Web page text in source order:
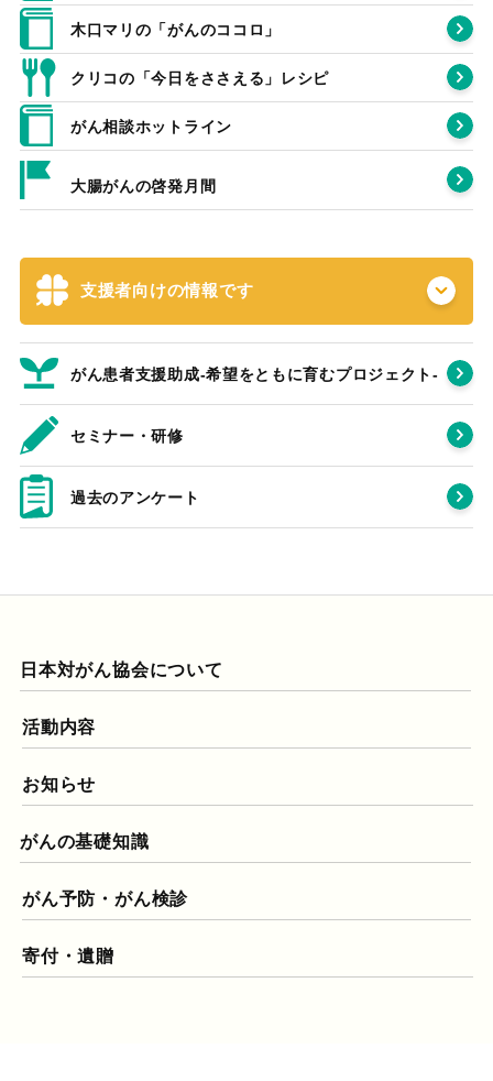
木口マリの「がんのココロ」
クリコの「今日をささえる」レシピ
がん相談ホットライン
大腸がんの啓発月間
支援者向けの情報です
がん患者支援助成-希望をともに育むプロジェクト‐
セミナー・研修
過去のアンケート
日本対がん協会について
活動内容
お知らせ
がんの基礎知識
がん予防・がん検診
寄付・遺贈